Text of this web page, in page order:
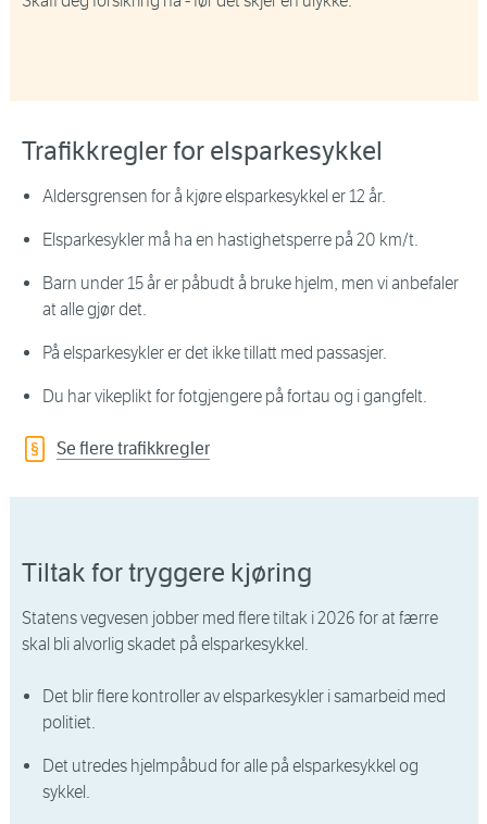
Trafikkregler for elsparkesykkel
Aldersgrensen for å kjøre elsparkesykkel er 12 år.
Elsparkesykler må ha en hastighetsperre på 20 km/t.
Barn under 15 år er påbudt å bruke hjelm, men vi anbefaler
at alle gjør det.
På elsparkesykler er det ikke tillatt med passasjer.
Du har vikeplikt for fotgjengere på fortau og i gangfelt.
Se flere trafikkregler
Tiltak for tryggere kjøring
Statens vegvesen jobber med flere tiltak i 2026 for at færre
skal bli alvorlig skadet på elsparkesykkel.
Det blir flere kontroller av elsparkesykler i samarbeid med
politiet.
Det utredes hjelmpåbud for alle på elsparkesykkel og
sykkel.